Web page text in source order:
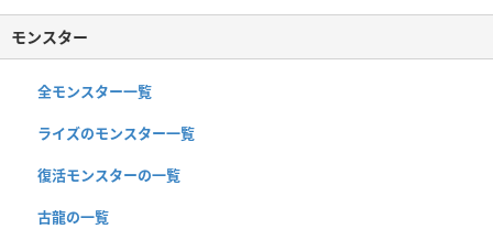
モンスター
全モンスター一覧
ライズのモンスター一覧
復活モンスターの一覧
古龍の一覧